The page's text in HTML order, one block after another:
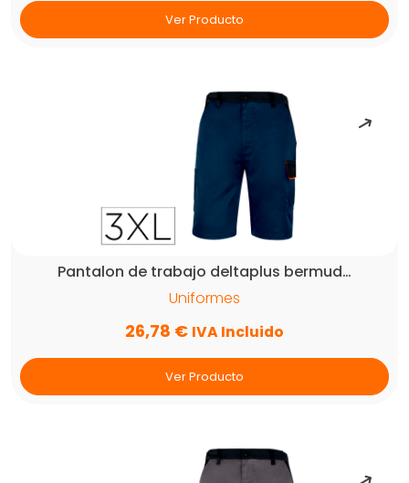
Ver Producto
Pantalon de trabajo deltaplus bermud…
Uniformes
26,78 € IVA Incluido
Ver Producto